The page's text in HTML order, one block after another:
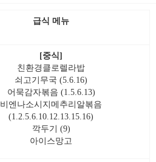
급식 메뉴
[중식]
친환경클로렐라밥
쇠고기무국 (5.6.16)
어묵감자볶음 (1.5.6.13)
비엔나소시지메추리알볶음
(1.2.5.6.10.12.13.15.16)
깍두기 (9)
아이스망고